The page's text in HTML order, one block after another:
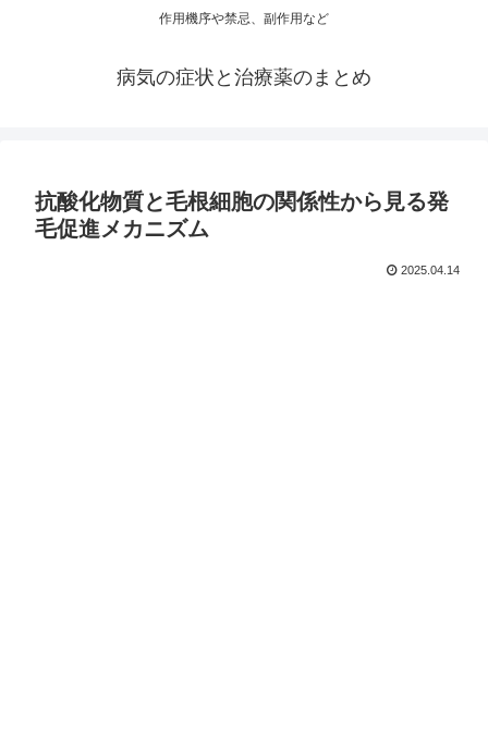
作用機序や禁忌、副作用など
病気の症状と治療薬のまとめ
抗酸化物質と毛根細胞の関係性から見る発
毛促進メカニズム
2025.04.14